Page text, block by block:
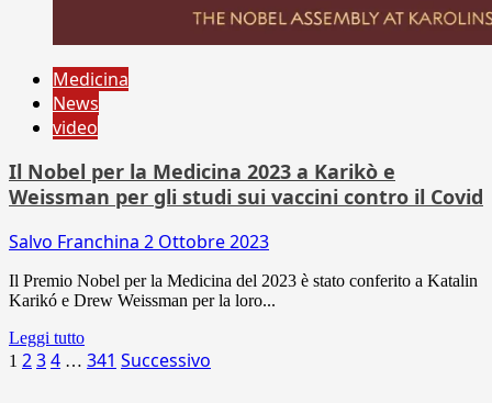
Medicina
News
video
Il Nobel per la Medicina 2023 a Karikò e
Weissman per gli studi sui vaccini contro il Covid
Salvo Franchina 2 Ottobre 2023
Il Premio Nobel per la Medicina del 2023 è stato conferito a Katalin
Karikó e Drew Weissman per la loro...
Leggi tutto
Paginazione
1 234 … 341 Successivo